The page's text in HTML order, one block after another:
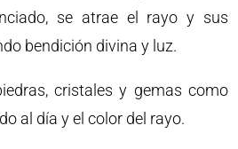
se atrae el rayo y sus
bendición divina y luz.
cristales y gemas como
al día y el color del rayo.